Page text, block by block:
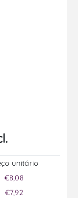
unitário
€8,08
€7,92